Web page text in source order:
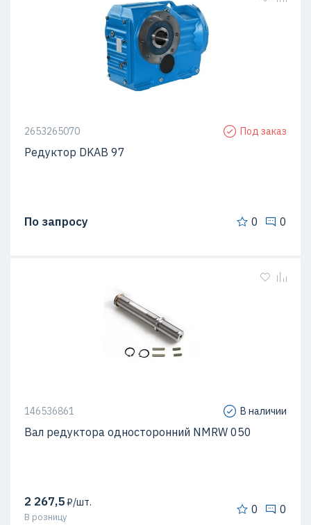
2653265070 Под заказ
Редуктор DKAB 97
По запросу 0 0
146536861 В наличии
Вал редуктора односторонний NMRW 050
2 267,5₽/шт.
В розницу
0 0